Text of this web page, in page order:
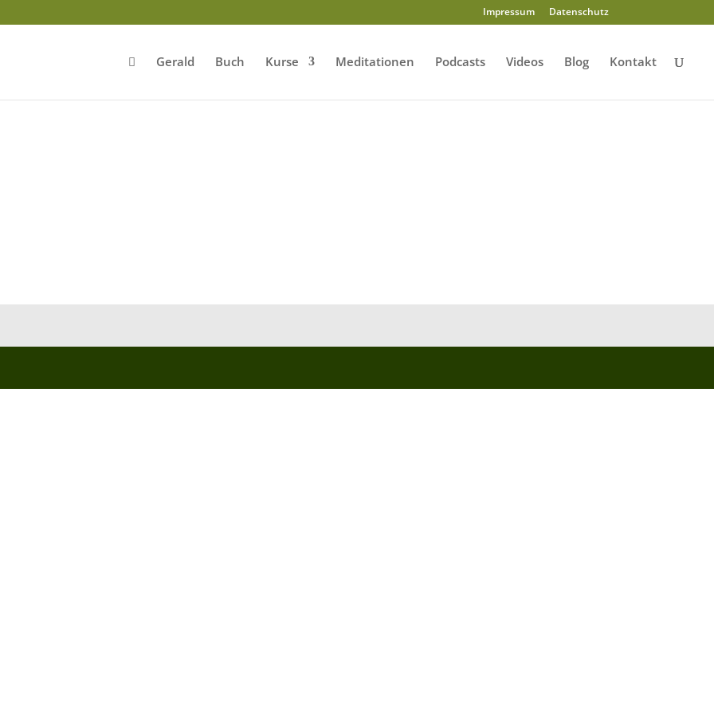
Impressum Datenschutz
Gerald Buch Kurse Meditationen Podcasts Videos Blog Kontakt